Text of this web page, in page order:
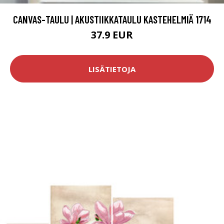
CANVAS-TAULU | AKUSTIIKKATAULU KASTEHELMIÄ 1714
37.9 EUR
LISÄTIETOJA